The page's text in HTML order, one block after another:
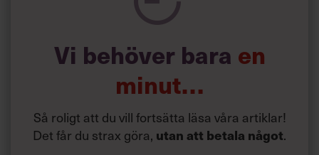
Vi behöver bara en
minut…
Så roligt att du vill fortsätta läsa våra artiklar!
Det får du strax göra, utan att betala något.